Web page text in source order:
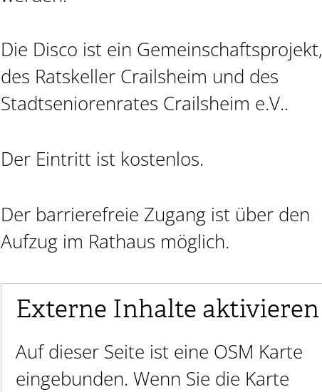
Die Disco ist ein Gemeinschaftsprojekt,
des Ratskeller Crailsheim und des
Stadtseniorenrates Crailsheim e.V..
Der Eintritt ist kostenlos.
Der barrierefreie Zugang ist über den
Aufzug im Rathaus möglich.
Externe Inhalte aktivieren
Auf dieser Seite ist eine OSM Karte
eingebunden. Wenn Sie die Karte